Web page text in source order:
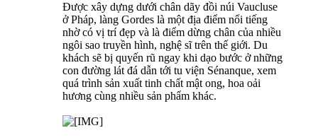
Được xây dựng dưới chân dãy đồi núi Vaucluse
ở Pháp, làng Gordes là một địa điểm nổi tiếng
nhờ có vị trí đẹp và là điểm dừng chân của nhiều
ngôi sao truyền hình, nghệ sĩ trên thế giới. Du
khách sẽ bị quyến rũ ngay khi dạo bước ở những
con đường lát đá dẫn tới tu viện Sénanque, xem
quá trình sản xuất tinh chất mật ong, hoa oải
hương cùng nhiều sản phẩm khác.